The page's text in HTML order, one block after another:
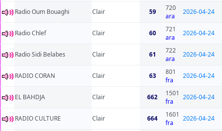
Radio Oum Bouaghi Clair 59
720
ara
2026-04-24
Radio Chlef Clair 60
721
ara
2026-04-24
Radio Sidi Belabes Clair 61
722
ara
2026-04-24
RADIO CORAN Clair 63
801
fra
2026-04-24
EL BAHDJA Clair 662
1501
fra
2026-04-24
RADIO CULTURE Clair 664
1601
fra
2026-04-24